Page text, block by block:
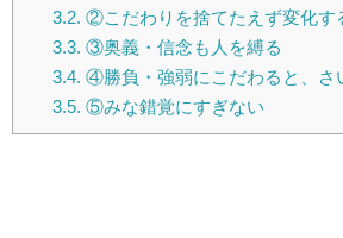
3.2. ②こだわりを捨てたえず変化す
3.3. ③奥義・信念も人を縛る
3.4. ④勝負・強弱にこだわると、さ
3.5. ⑤みな錯覚にすぎない